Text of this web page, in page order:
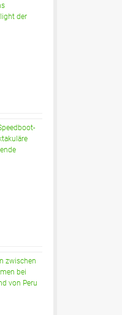
der
zwischen
bei
von Peru